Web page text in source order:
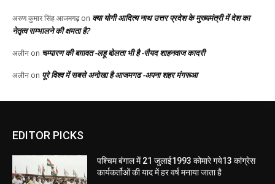
EDITOR PICKS
पश्चिम बंगाल में 21 जुलाई1993 कोमारे गये13 कांग्रेस
कार्यकर्तोओं की याद में हर वर्ष मनाया जाता है